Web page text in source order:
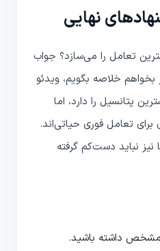
نهایی
تعامل را می‌سازد؟ جواب
بخواهم خلاصه بگویم، ویدئو
پتانسیل را دارد، اما
تعامل فوری حیاتی‌اند.
نباید دست‌کم گرفته